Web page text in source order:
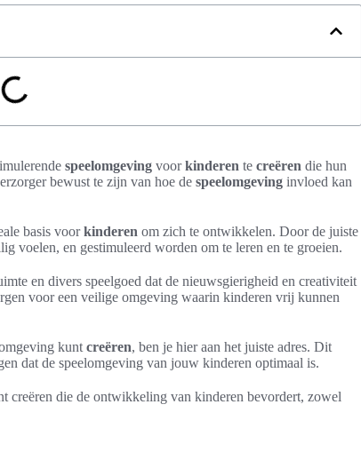
speelomgeving voorkinderen te creëren die hun
bewust te zijn van hoe de speelomgeving invloed kan
basis voorkinderen om zich te ontwikkelen. Door de juiste
voelen, en gestimuleerd worden om te leren en te groeien.
en divers speelgoed dat de nieuwsgierigheid en creativiteit
voor een veilige omgeving waarin kinderen vrij kunnen
kunt creëren, ben je hier aan het juiste adres. Dit
dat de speelomgeving van jouw kinderen optimaal is.
creëren die de ontwikkeling van kinderen bevordert, zowel